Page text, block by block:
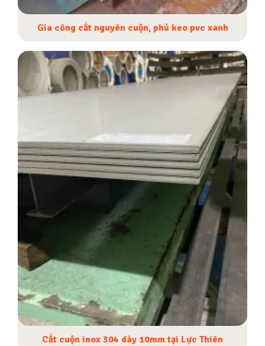
Gia công cắt nguyên cuộn, phủ keo pvc xanh
Cắt cuộn inox 304 dày 10mm tại Lực Thiên